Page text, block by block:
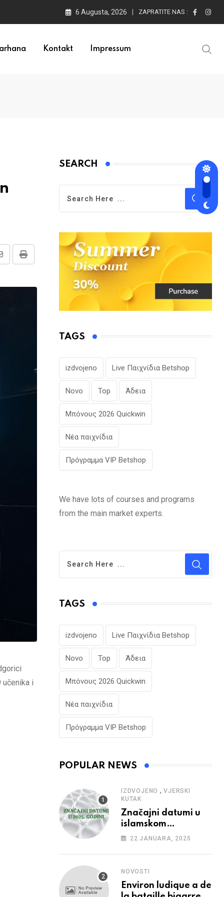
6 Augusta, 2026 ZAPRATITE NAS :
Kontakt Impressum
Print
učenika i
SEARCH
TAGS
izdvojeno Live Παιχνίδια Betshop
Novo Top Άδεια
Μπόνους 2026 Quickwin
Νέα παιχνίδια
Πρόγραμμα VIP Betshop
We have lots of courses and programs
from the main market experts.
TAGS
izdvojeno Live Παιχνίδια Betshop
Novo Top Άδεια
Μπόνους 2026 Quickwin
Νέα παιχνίδια
Πρόγραμμα VIP Betshop
POPULAR NEWS
IZDVOJENO ,VJERSKI
KUTAK
Značajni datumi u
islamskom
kalendaru u 2025.
22 JANUARA, 2025
NOVOSTI
Environ ludique a de